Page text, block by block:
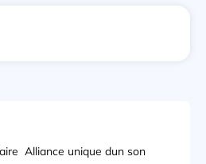
 Alliance unique dun son